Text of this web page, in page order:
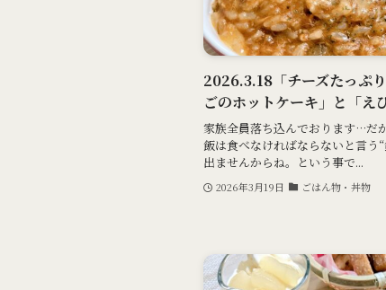
2026.3.18「チーズたっぷ
ごのホットケーキ」と「え
家族全員落ち込んでおります…だ
飯は食べなければならないと言う
出ませんからね。という事で...
2026年3月19日 ごはん物・丼物